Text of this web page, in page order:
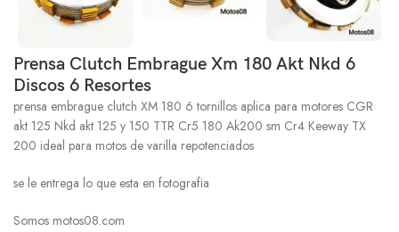
Prensa Clutch Embrague Xm 180 Akt Nkd 6
Discos 6 Resortes
prensa embrague clutch XM 180 6 tornillos aplica para motores CGR
akt 125 Nkd akt 125 y 150 TTR Cr5 180 Ak200 sm Cr4 Keeway TX
200 ideal para motos de varilla repotenciados
se le entrega lo que esta en fotografia
Somos motos08.com